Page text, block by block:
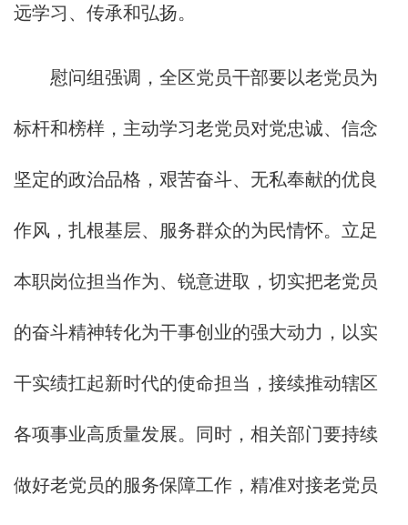
远学习、传承和弘扬。
慰问组强调，全区党员干部要以老党员为
标杆和榜样，主动学习老党员对党忠诚、信念
坚定的政治品格，艰苦奋斗、无私奉献的优良
作风，扎根基层、服务群众的为民情怀。立足
本职岗位担当作为、锐意进取，切实把老党员
的奋斗精神转化为干事创业的强大动力，以实
干实绩扛起新时代的使命担当，接续推动辖区
各项事业高质量发展。同时，相关部门要持续
做好老党员的服务保障工作，精准对接老党员